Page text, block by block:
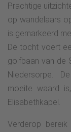
Prachtige
op wandelaars
is gemarkeerd
De tocht voert
golfbaan van de
Niedersorpe.
moeite waard
Elisabethkapel.
Verderop